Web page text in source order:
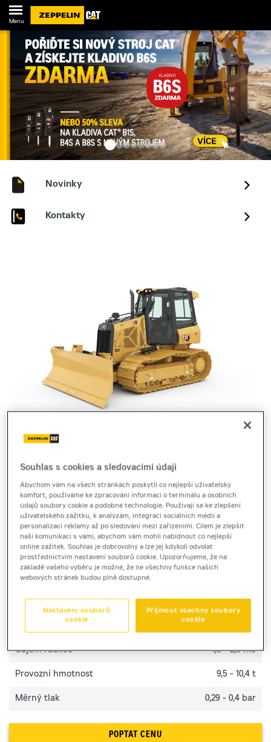
Menu
Novinky
Kontakty
Brožura [5,7 MB] Produktový list [0,4 MB]
Dozer Cat D3 kombinuje stabilitu, přesnost a vysokou
efektivitu při tvarování terénu i jemných
dokončovacích pracích.
Objem radlice 1,5 - 2,3 m3
Provozní hmotnost 9,5 - 10,4 t
Měrný tlak 0,29 - 0,4 bar
POPTAT CENU
Souhlas s cookies a sledovacími údaji
Abychom vám na všech stránkách poskytli co nejlepší uživatelský
komfort, používáme ke zpracování informací o terminálu a osobních
údajů soubory cookie a podobné technologie. Používají se ke zlepšení
uživatelského zážitku, k analýzám, integraci sociálních médií a
personalizaci reklamy až po sledování mezi zařízeními. Cílem je zlepšit
naši komunikaci s vámi, abychom vám mohli nabídnout co nejlepší
online zážitek. Souhlas je dobrovolný a lze jej kdykoli odvolat
prostřednictvím nastavení souborů cookie. Upozorňujeme, že na
základě vašeho výběru je možné, že ne všechny funkce našich
webových stránek budou plně dostupné.
Přijmout všechny soubory
cookie
Nastavení souborů
cookie